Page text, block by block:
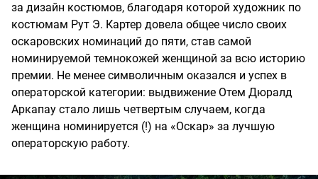
за дизайн костюмов, благодаря которой художник по
костюмам Рут Э. Картер довела общее число своих
оскаровских номинаций до пяти, став самой
номинируемой темнокожей женщиной за всю историю
премии. Не менее символичным оказался и успех в
операторской категории: выдвижение Отем Дюралд
Аркапау стало лишь четвертым случаем, когда
женщина номинируется (!) на «Оскар» за лучшую
операторскую работу.